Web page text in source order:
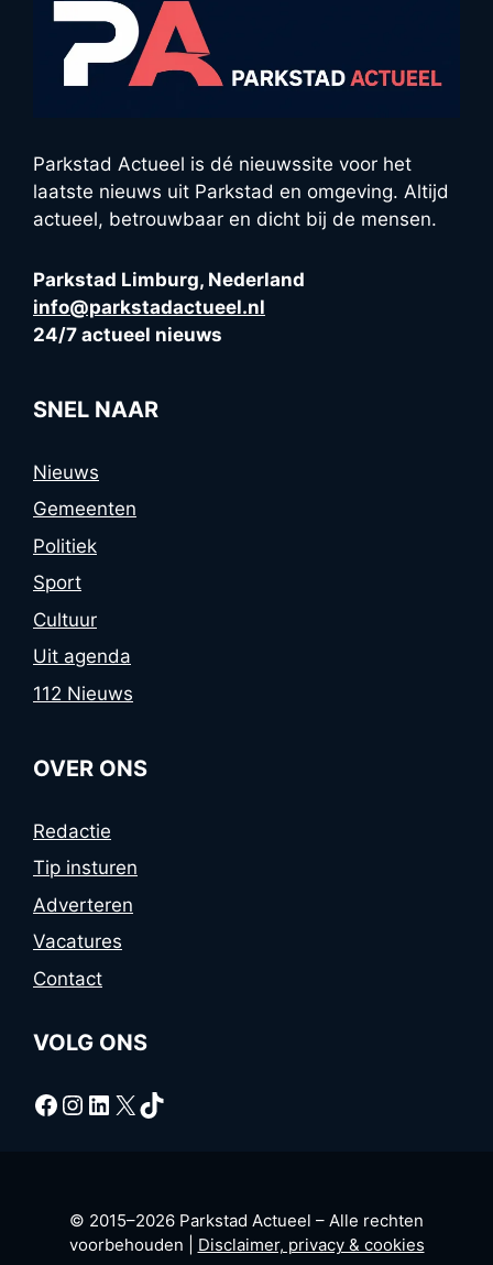
Parkstad Actueel is dé nieuwssite voor het
laatste nieuws uit Parkstad en omgeving. Altijd
actueel, betrouwbaar en dicht bij de mensen.
Parkstad Limburg, Nederland
info@parkstadactueel.nl
24/7 actueel nieuws
SNEL NAAR
Nieuws
Gemeenten
Politiek
Sport
Cultuur
Uit agenda
112 Nieuws
OVER ONS
Redactie
Tip insturen
Adverteren
Vacatures
Contact
VOLG ONS
Facebook
Instagram
LinkedIn
X TikTok
© 2015–2026 Parkstad Actueel – Alle rechten
voorbehouden | Disclaimer, privacy & cookies